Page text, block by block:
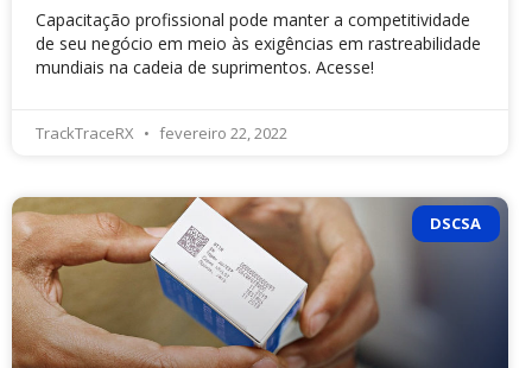
Capacitação profissional pode manter a competitividade
de seu negócio em meio às exigências em rastreabilidade
mundiais na cadeia de suprimentos. Acesse!
TrackTraceRX fevereiro 22, 2022
DSCSA